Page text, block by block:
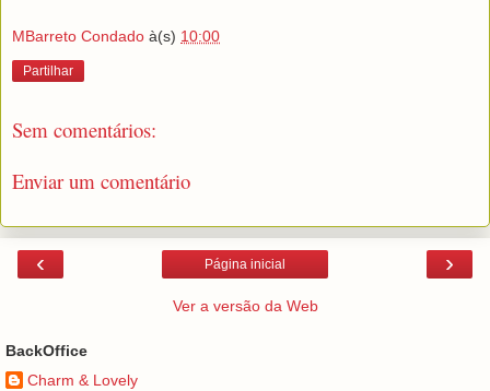
MBarreto Condado à(s) 10:00
Partilhar
Sem comentários:
Enviar um comentário
‹ ›
Página inicial
Ver a versão da Web
BackOffice
Charm & Lovely